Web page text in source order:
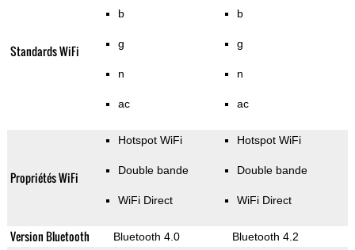
Standards WiFi
b
g
n
ac
b
g
n
ac
Propriétés WiFi
Hotspot WiFi
Double bande
WiFi Direct
Hotspot WiFi
Double bande
WiFi Direct
Version Bluetooth Bluetooth 4.0 Bluetooth 4.2